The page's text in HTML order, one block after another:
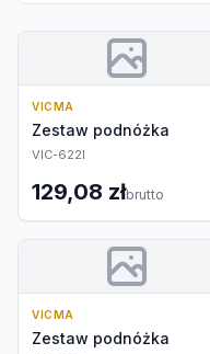
VICMA
Zestaw podnóżka
VIC-622I
129,08 złbrutto
VICMA
Zestaw podnóżka